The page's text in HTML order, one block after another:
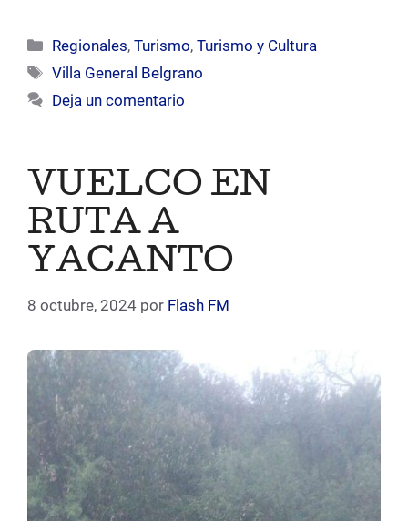
Categorías
Regionales,Turismo,Turismo y Cultura
Etiquetas
Villa General Belgrano
Deja un comentario
VUELCO EN
RUTA A
YACANTO
8 octubre, 2024 por Flash FM